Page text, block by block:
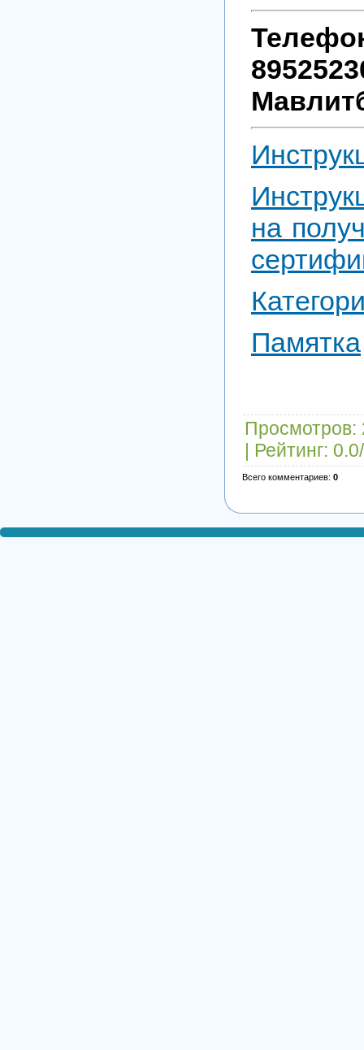
на
Памятка
Просмотров:
| Рейтинг: 0.0/
Всего комментариев: 0